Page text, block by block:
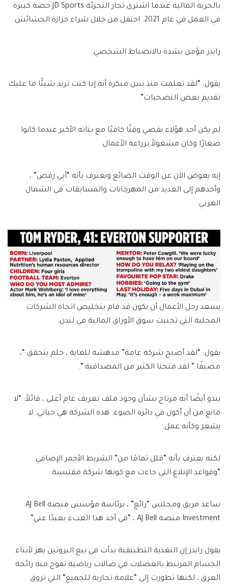
بالحرية المالية عندما اشترى تجار التجزئة JD Sports حصة كبيرة
في العمل في عام 2021. احتفل من خلال شراء جزازة الحشائش.
رايدر مؤمن بشدة بالانضباط الشخصي.
يقول: “لقد تعلمت منذ سن مبكرة أنه إذا كنت تريد شيئًا ما عليك
تقديم بعض التضحيات”.
لم يكن أحد هؤلاء يقضي وقتًا كافيًا مع بناته الأكبر عندما كانوا
صغارًا وكان مشغولاً بزراعة الأعمال.
إنه يعوض الآن عن الوقت الضائع ويعترف بأنه “أبي رقص” ،
وأخذهم إلى العديد من المهرجانات والمسابقات في الشمال
الغربي.
يسعد رجل الأعمال أن يكون قد قام بتخليص اتجاه الشركات
المحلية التي تجنبت سوق الأوراق المالية في لندن.
يقول: “لقد أصبح شركة عامة” مدهشة للغاية ، حلم يتحقق “،
مضيفًا:” لقد منحنا الكثير من المصداقية “.
يبدو أيضًا أنه مرتاح بشأن وجود ملف تعريف عام أعلى ، قائلاً: “لا
مانع من أن أكون في دائرة الضوء. هذه الشركة هي حياتي. لا
يشعر وكأنه عمل.
لكنه يعترف بأنه “قلل تمامًا من” الشريط الأحمر الإضافي
“وقواعد الإبلاغ التي جاءت مع كونها شركة مقتبسة.
ساعد فريق ومجلس “رائع” ، برئاسة مؤسس منصة AJ Bell
Investment منصة AJ Bell ، “في أخذ هذا العبء بعيدًا عني”.
يقول رايدر إن التغذية التطبيقية بدأت في بيع البروتين يهز لأبناء
الجسام المرتبط بالعضلات في صالات رياضية تفوح منه رائحة
العرق ، لكنها تطورت إلى “علامة تجارية للجميع” التي تروق